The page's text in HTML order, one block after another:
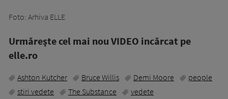
Foto: Arhiva ELLE
Urmăreşte cel mai nou VIDEO incărcat pe
elle.ro
Ashton Kutcher Bruce Willis Demi Moore
people
stiri vedete
The Substance vedete